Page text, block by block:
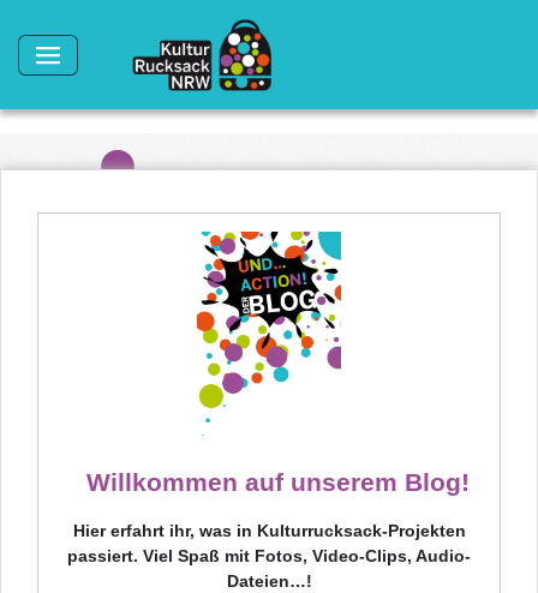
Willkommen auf unserem Blog!
Hier erfahrt ihr, was in Kulturrucksack-Projekten
passiert. Viel Spaß mit Fotos, Video-Clips, Audio-
Dateien…!